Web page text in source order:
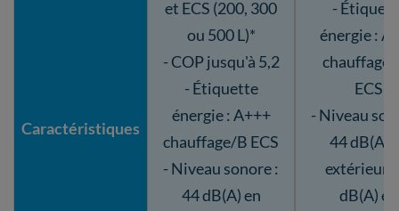
Caractéristiques
et ECS (200, 300
ou 500 L)*
- COP jusqu'à 5,2
- Étiquette
énergie : A+++
chauffage/B ECS
- Niveau sonore :
44 dB(A) en
-
énergie :
chauffage/
ECS
- Niveau
44 dB(A)
extérieur/
dB(A) en